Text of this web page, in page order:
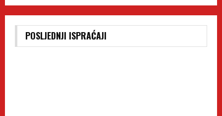
POSLJEDNJI ISPRAĆAJI